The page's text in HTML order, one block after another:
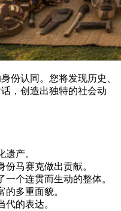
份认同。您将发现历史、
，创造出独特的社会动
遗产。
马赛克做出贡献。
个连贯而生动的整体。
多重面貌。
的表达。